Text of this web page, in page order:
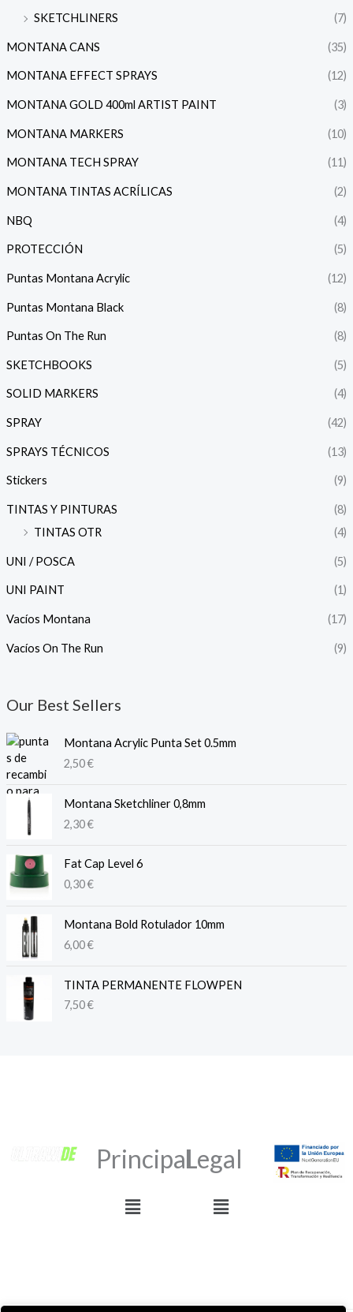
SKETCHLINERS
(7)
MONTANA CANS (35)
MONTANA EFFECT SPRAYS (12)
MONTANA GOLD 400ml ARTIST PAINT (3)
MONTANA MARKERS (10)
MONTANA TECH SPRAY (11)
MONTANA TINTAS ACRÍLICAS (2)
NBQ (4)
PROTECCIÓN (5)
Puntas Montana Acrylic (12)
Puntas Montana Black (8)
Puntas On The Run (8)
SKETCHBOOKS (5)
SOLID MARKERS (4)
SPRAY (42)
SPRAYS TÉCNICOS (13)
Stickers (9)
TINTAS Y PINTURAS
(8)
TINTAS OTR
(4)
UNI / POSCA (5)
UNI PAINT (1)
Vacíos Montana (17)
Vacíos On The Run (9)
Our Best Sellers
Montana Acrylic Punta Set 0.5mm
2,50€
Montana Sketchliner 0,8mm
2,30€
Fat Cap Level 6
0,30€
Montana Bold Rotulador 10mm
6,00€
TINTA PERMANENTE FLOWPEN
7,50€
Principal
Menú
Legal
Menú